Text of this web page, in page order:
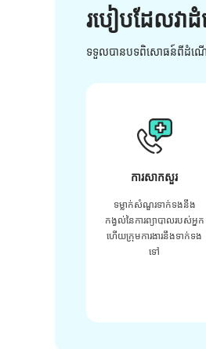
របៀបដែលវា
ទទួលបានបទពិសោធន៍ពីដំណើរ
ការសាកសួរ
ទម្លាក់សំណួរទាក់ទងនឹង
កង្វល់នៃការព្យាបាលរបស់អ្នក
ហើយក្រុមការងារនឹងទាក់ទង
ទៅ